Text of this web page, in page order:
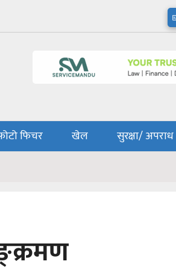
फिचर खेल सुरक्षा/ अपराध